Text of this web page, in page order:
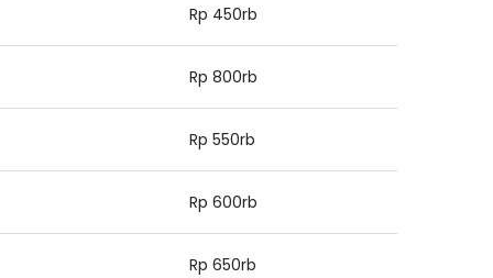
Rp 450rb
Rp 800rb
Rp 550rb
Rp 600rb
Rp 650rb